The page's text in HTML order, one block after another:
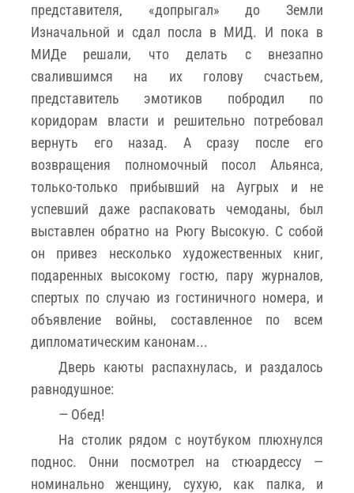
представителя, «допрыгал» до Земли
Изначальной и сдал посла в МИД. И пока в
МИДе решали, что делать с внезапно
свалившимся на их голову счастьем,
представитель эмотиков побродил по
коридорам власти и решительно потребовал
вернуть его назад. А сразу после его
возвращения полномочный посол Альянса,
только-только прибывший на Аугрых и не
успевший даже распаковать чемоданы, был
выставлен обратно на Рюгу Высокую. С собой
он привез несколько художественных книг,
подаренных высокому гостю, пару журналов,
спертых по случаю из гостиничного номера, и
объявление войны, составленное по всем
дипломатическим канонам...
Дверь каюты распахнулась, и раздалось
равнодушное:
— Обед!
На столик рядом с ноутбуком плюхнулся
поднос. Онни посмотрел на стюардессу —
номинально женщину, сухую, как палка, и